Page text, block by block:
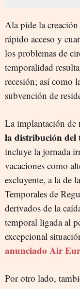
Ala pide la
rápido acceso y
los problemas de
temporalidad
recesión; así como
subvención de
La implantación de
la distribución del
incluye la jornada
vacaciones como
excluyente, a la de
Temporales de
derivados de la
temporal ligada al
excepcional
anunciado Air
Por otro lado,